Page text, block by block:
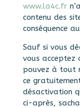
www.la4c.fr
contenu des
conséquence
Sauf si vous
vous acceptez
pouvez à tout
ce
désactivation
ci-après,